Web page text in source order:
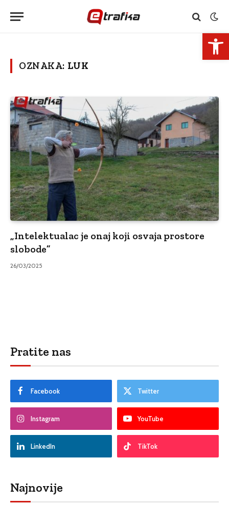
OZNAKA: LUK
„Intelektualac je onaj koji osvaja prostore
slobode”
26/03/2025
Pratite nas
Facebook Twitter
Instagram YouTube
LinkedIn TikTok
Najnovije